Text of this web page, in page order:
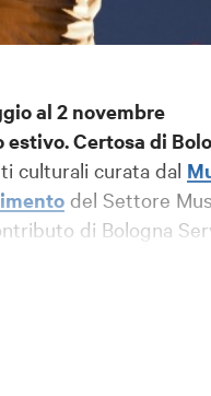
al 2 novembre
estivo. Certosa di
culturali curata dal
del Settore
di Bologna
storico,
alto da